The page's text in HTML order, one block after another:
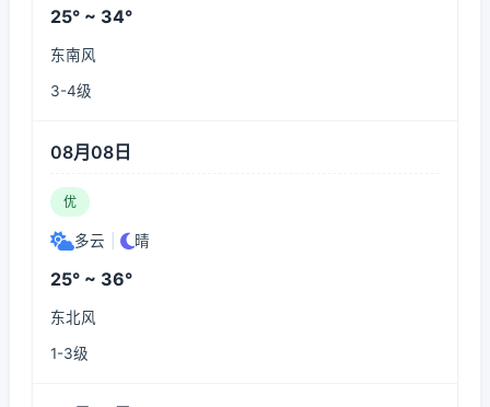
25° ~ 34°
东南风
3-4级
08月08日
优
多云 晴
25° ~ 36°
东北风
1-3级